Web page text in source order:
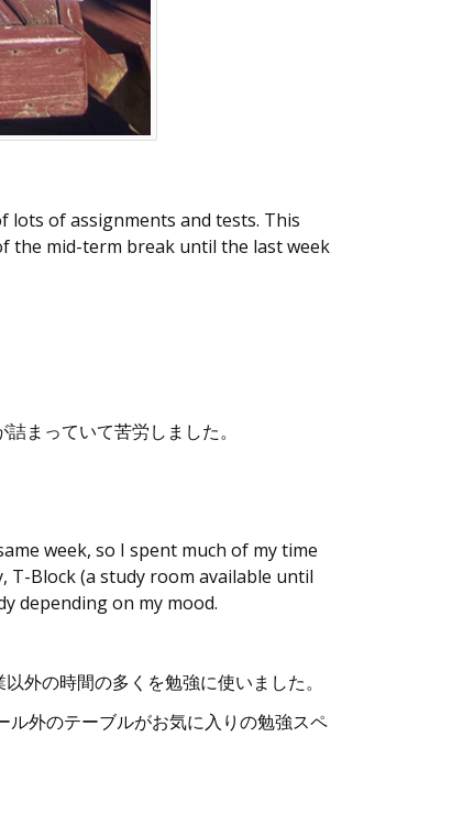
lots of assignments and tests. This
the mid-term break until the last week
まっていて苦労しました。
week, so I spent much of my time
T-Block (a study room available until
depending on my mood.
外の時間の多くを勉強に使いました。
外のテーブルがお気に入りの勉強スペ